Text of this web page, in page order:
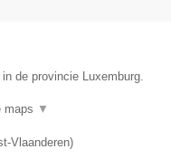
de provincie Luxemburg.
maps ▼
Vlaanderen)